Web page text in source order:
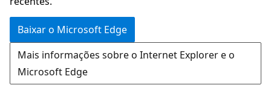
Baixar o Microsoft Edge
Mais informações sobre o Internet Explorer e o
Microsoft Edge